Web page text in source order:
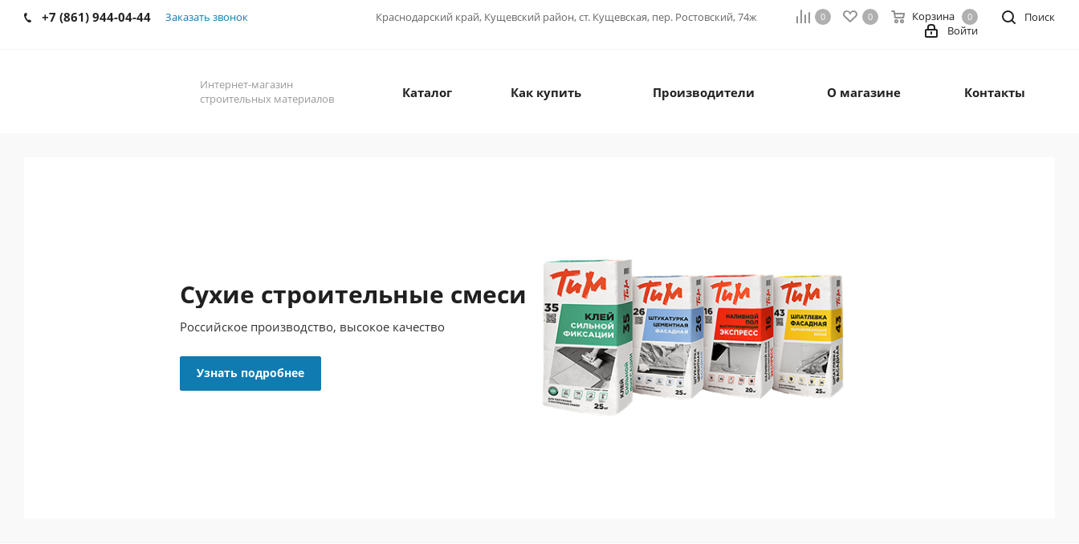
+7 (861) 944-04-44 Заказать звонок Краснодарский край, Кущевский район, ст. Кущевская, пер. Ростовский, 74ж Поиск
0 0 Корзина 0
Войти
Интернет-магазин
строительных материалов
Каталог Как купить Производители О магазине Контакты
Сухие строительные смеси
Российское производство, высокое качество
Узнать подробнее